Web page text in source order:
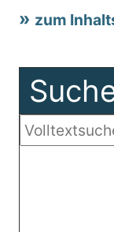
zum